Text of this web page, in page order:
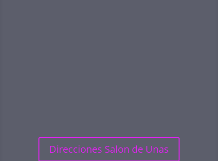
Direcciones Salon de Unas